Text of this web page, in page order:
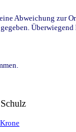
Abweichung zur